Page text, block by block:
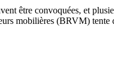
être convoquées, et
mobilières (BRVM) tente